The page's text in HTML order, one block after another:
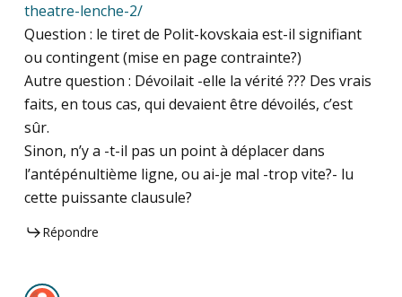
theatre-lenche-2/
Question : le tiret de Polit-kovskaia est-il signifiant
ou contingent (mise en page contrainte?)
Autre question : Dévoilait -elle la vérité ??? Des vrais
faits, en tous cas, qui devaient être dévoilés, c’est
sûr.
Sinon, n’y a -t-il pas un point à déplacer dans
l’antépénultième ligne, ou ai-je mal -trop vite?- lu
cette puissante clausule?
Répondre